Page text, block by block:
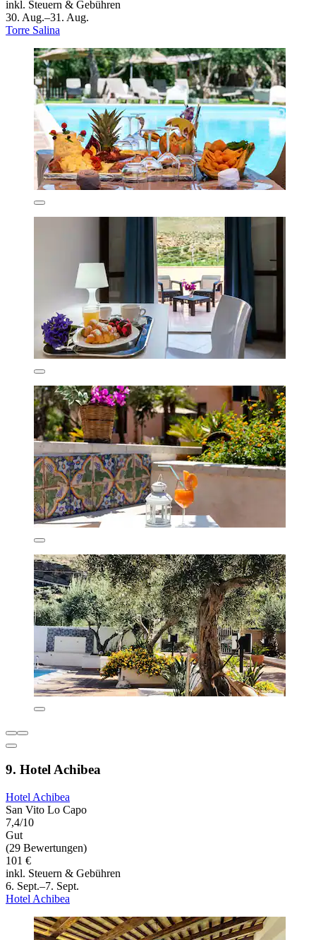
inkl. Steuern & Gebühren
30. Aug.–31. Aug.
Torre Salina
9. Hotel Achibea
Hotel Achibea
San Vito Lo Capo
7,4/10
Gut
(29 Bewertungen)
101 €
inkl. Steuern & Gebühren
6. Sept.–7. Sept.
Hotel Achibea